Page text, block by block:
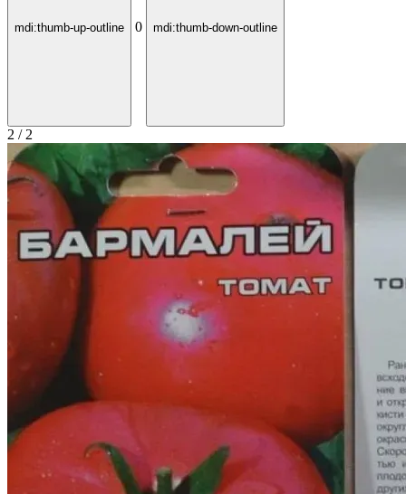
mdi:thumb-up-outline 0 mdi:thumb-down-outline
2 / 2